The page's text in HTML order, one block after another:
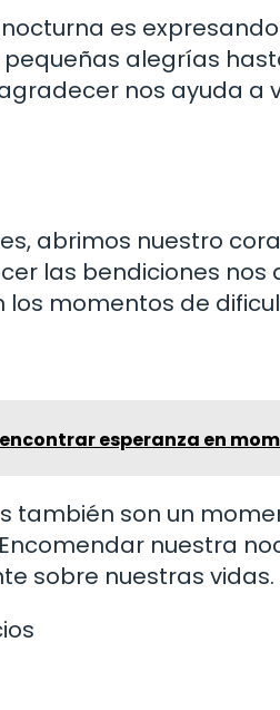
es
alegrías
nos ayuda a
abrimos nuestro
las bendiciones
momentos de
esperanza en
también son un
nuestra
sobre nuestras vidas.